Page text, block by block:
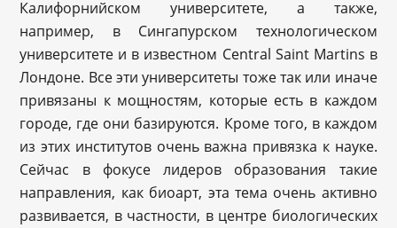
Калифорнийском университете, а также,
например, в Сингапурском технологическом
университете и в известном Central Saint Martins в
Лондоне. Все эти университеты тоже так или иначе
привязаны к мощностям, которые есть в каждом
городе, где они базируются. Кроме того, в каждом
из этих институтов очень важна привязка к науке.
Сейчас в фокусе лидеров образования такие
направления, как биоарт, эта тема очень активно
развивается, в частности, в центре биологических